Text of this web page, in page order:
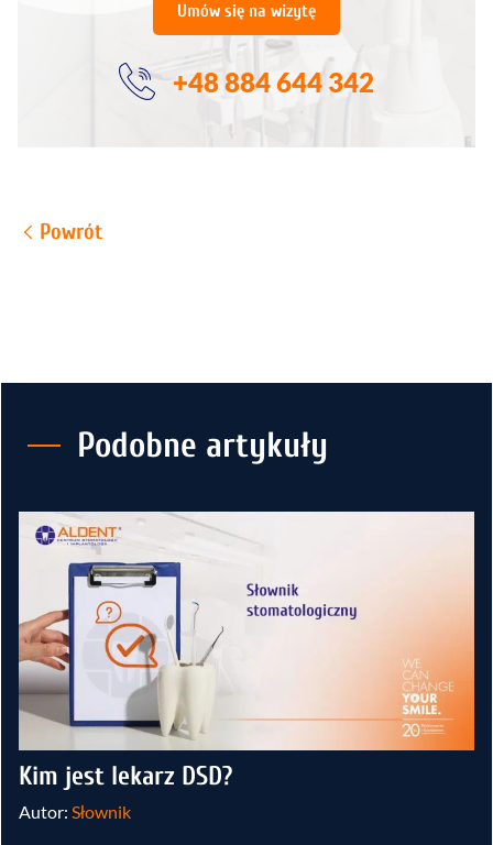
Umów się na wizytę
+48 884 644 342
Powrót
Podobne artykuły
Kim jest lekarz DSD?
Autor: Słownik